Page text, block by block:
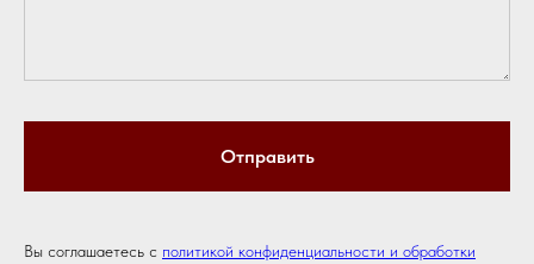
Отправить
Вы соглашаетесь с политикой конфиденциальности и обработки